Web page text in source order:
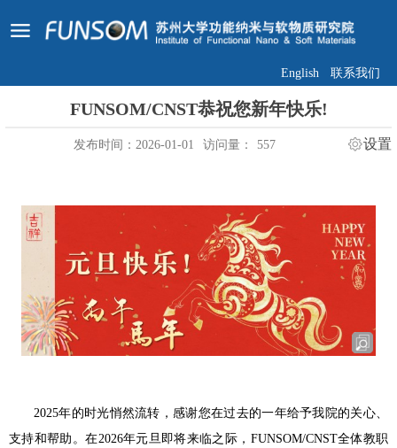
联系我们
English
FUNSOM/CNST恭祝您新年快乐!
发布时间：2026-01-01 访问量： 557 设置
2025年的时光悄然流转，感谢您在过去的一年给予我院的关心、
支持和帮助。在2026年元旦即将来临之际，FUNSOM/CNST全体教职